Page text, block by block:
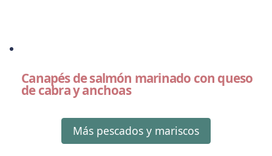
Canapés de salmón marinado con queso
de cabra y anchoas
Más pescados y mariscos